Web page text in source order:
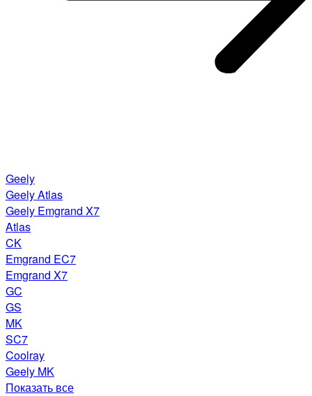
Geely
Geely Atlas
Geely Emgrand X7
Atlas
CK
Emgrand EC7
Emgrand X7
GC
GS
MK
SC7
Coolray
Geely MK
Показать все